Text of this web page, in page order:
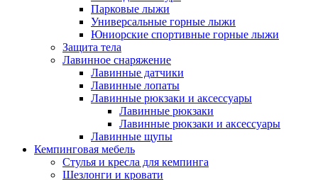
Парковые лыжи
Универсальные горные лыжи
Юниорские спортивные горные лыжи
Защита тела
Лавинное снаряжение
Лавинные датчики
Лавинные лопаты
Лавинные рюкзаки и аксессуары
Лавинные рюкзаки
Лавинные рюкзаки и аксессуары
Лавинные щупы
Кемпинговая мебель
Стулья и кресла для кемпинга
Шезлонги и кровати